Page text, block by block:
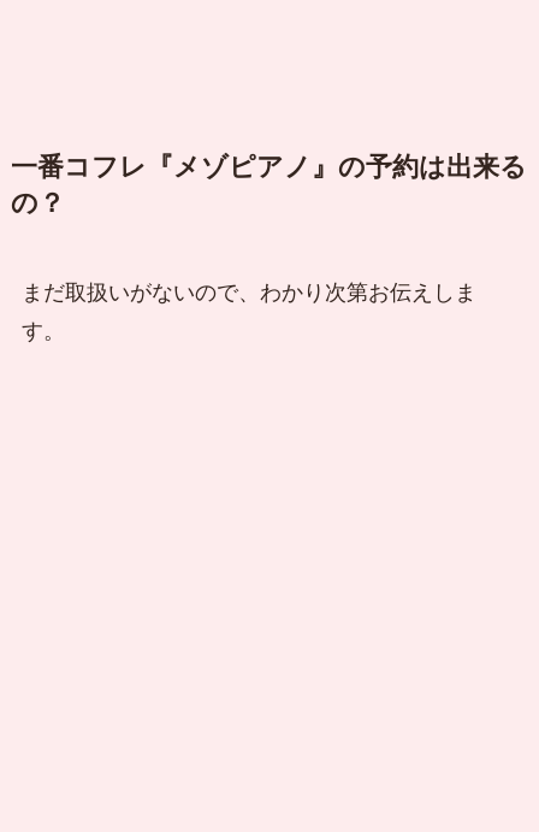
一番コフレ『メゾピアノ』の予約は出来る
の？
まだ取扱いがないので、わかり次第お伝えしま
す。